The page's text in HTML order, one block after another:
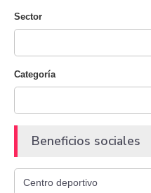
Sector
Categoría
Beneficios sociales